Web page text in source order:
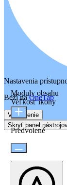
Nastavenia
Beží naOneTap
Vyhlásenie
Skryť panel
Moduly obsahu
Veľkosť ikony
Predvolené